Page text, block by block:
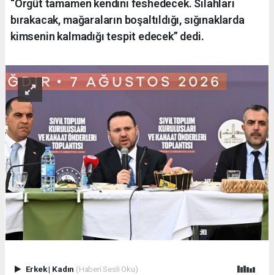
“Örgüt tamamen kendini feshedecek. Silahları
bırakacak, mağaraların boşaltıldığı, sığınaklarda
kimsenin kalmadığı tespit edecek” dedi.
Erkek| Kadın (Haberi Sesli Oku)